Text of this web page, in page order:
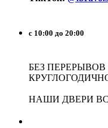
с 10:00 до 20:00
БЕЗ
НАШИ ДВЕРИ